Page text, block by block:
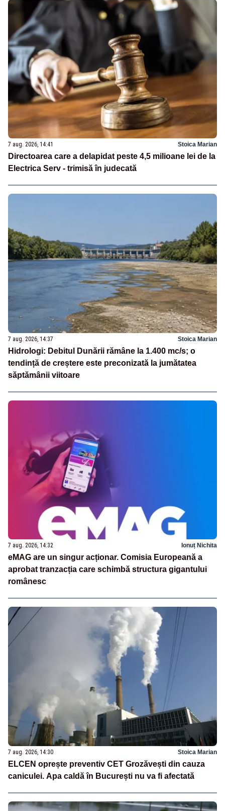
7 aug. 2026, 14:41 Stoica Marian
Directoarea care a delapidat peste 4,5 milioane lei de la
Electrica Serv - trimisă în judecată
7 aug. 2026, 14:37 Stoica Marian
Hidrologi: Debitul Dunării rămâne la 1.400 mc/s; o
tendință de creștere este preconizată la jumătatea
săptămânii viitoare
7 aug. 2026, 14:32 Ionuț Nichita
eMAG are un singur acționar. Comisia Europeană a
aprobat tranzacția care schimbă structura gigantului
românesc
7 aug. 2026, 14:30 Stoica Marian
ELCEN oprește preventiv CET Grozăvești din cauza
caniculei. Apa caldă în București nu va fi afectată